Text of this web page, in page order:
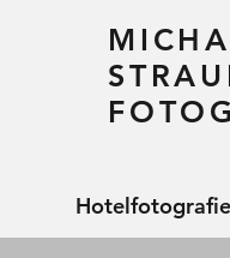
Hotelfotografie